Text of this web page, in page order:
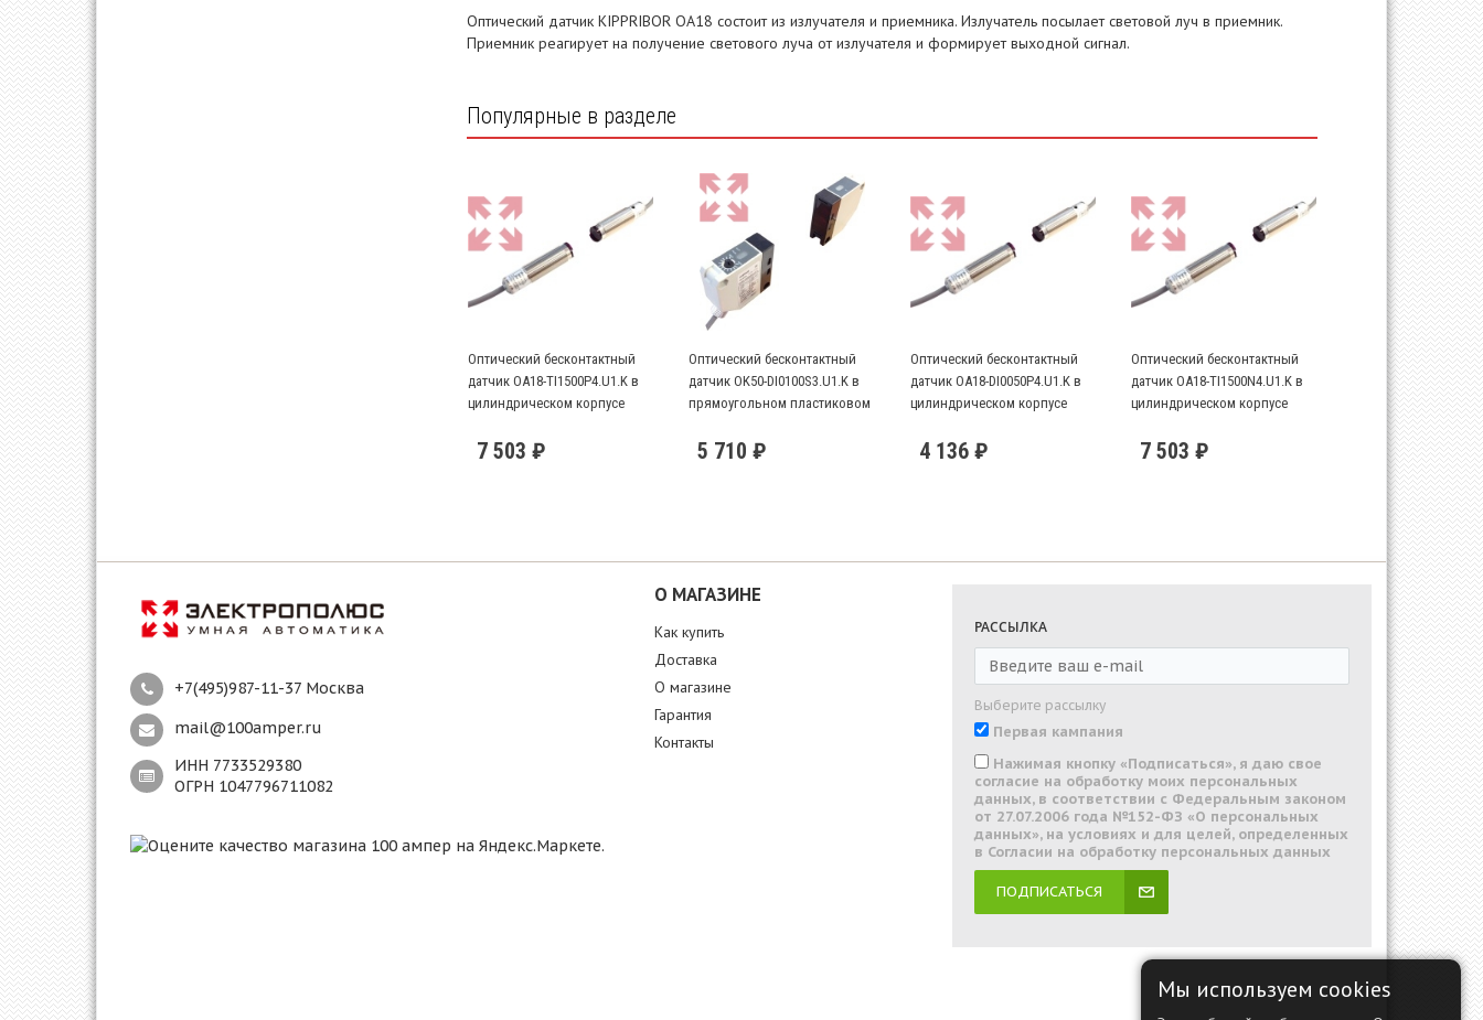
Оптический датчик KIPPRIBOR ОА18 состоит из излучателя и приемника. Излучатель посылает световой луч в приемник.
Приемник реагирует на получение светового луча от излучателя и формирует выходной сигнал.
Популярные в разделе
Оптический бесконтактный
датчик OA18-TI1500P4.U1.K в
цилиндрическом корпусе
7 503 ₽
Оптический бесконтактный
датчик OK50-DI0100S3.U1.K в
прямоугольном пластиковом
5 710 ₽
Оптический бесконтактный
датчик OA18-DI0050P4.U1.K в
цилиндрическом корпусе
4 136 ₽
Оптический бесконтактный
датчик OA18-TI1500N4.U1.K в
цилиндрическом корпусе
7 503 ₽
+7(495)987-11-37 Москва
mail@100amper.ru
ИНН 7733529380
ОГРН 1047796711082
О МАГАЗИНЕ
Как купить
Доставка
О магазине
Гарантия
Контакты
РАССЫЛКА
Выберите рассылку
Первая кампания
Нажимая кнопку «Подписаться», я даю свое
согласие на обработку моих персональных
данных, в соответствии с Федеральным законом
от 27.07.2006 года №152-ФЗ «О персональных
данных», на условиях и для целей, определенных
в Согласии на обработку персональных данных
ПОДПИСАТЬСЯ
Мы используем cookies